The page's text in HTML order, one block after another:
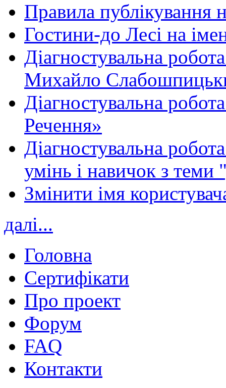
Правила публікування
Гостини-до Лесі на
Діагностувальна
Михайло
Діагностувальна
Речення»
Діагностувальна
умінь і навичок з теми
Змінити імя
далі...
Головна
Сертифікати
Про проект
Форум
FAQ
Контакти